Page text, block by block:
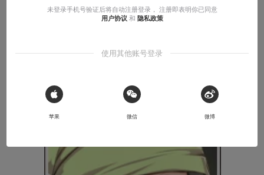
闲来无事逛逛P站，发现了一组来自于画师A舍长的引人深
。没有买卖就没有杀害，还有，各位训练师们，为了你
们亲爱的小精灵，请珍惜环境。
未登录手机号验证后将自动注册登录， 注册即表明你已同意
用户协议 和 隐私政策
使用其他账号登录
 Sign in with Apple
苹果 微信 微博